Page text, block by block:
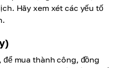
Hãy xem xét các yếu tố
mua thành công, đồng